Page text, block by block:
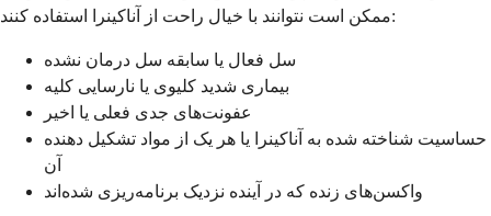
ممکن است نتوانند با خیال راحت از آناکینرا استفاده کنند:
سل فعال یا سابقه سل درمان نشده
بیماری شدید کلیوی یا نارسایی کلیه
عفونت‌های جدی فعلی یا اخیر
حساسیت شناخته شده به آناکینرا یا هر یک از مواد تشکیل دهنده
آن
واکسن‌های زنده که در آینده نزدیک برنامه‌ریزی شده‌اند